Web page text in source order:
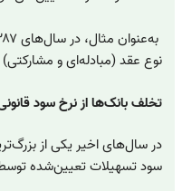
نوع عقد (مبادله‌ای و مشارکتی) در تمامی
تخلف بانک‌ها از نرخ سود
در سال‌های اخیر یکی از
سود تسهیلات تعیین‌شده